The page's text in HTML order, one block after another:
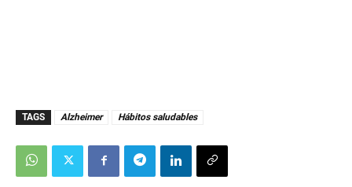
TAGS Alzheimer Hábitos saludables